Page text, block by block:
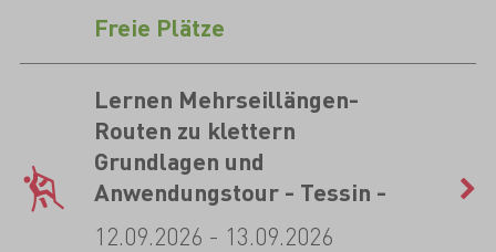
Freie Plätze
Lernen Mehrseillängen-
Routen zu klettern
Grundlagen und
Anwendungstour - Tessin -
12.09.2026 - 13.09.2026